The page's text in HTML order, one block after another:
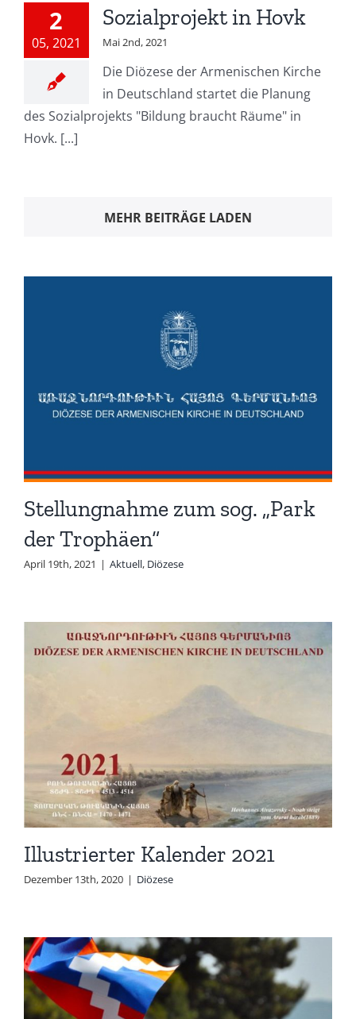
2
05, 2021
Sozialprojekt in Hovk
Mai 2nd, 2021
Die Diözese der Armenischen Kirche
in Deutschland startet die Planung
des Sozialprojekts "Bildung braucht Räume" in
Hovk. [...]
MEHR BEITRÄGE LADEN
Stellungnahme zum sog. „Park
der Trophäen“
April 19th, 2021 | Aktuell, Diözese
Illustrierter Kalender 2021
Dezember 13th, 2020 | Diözese